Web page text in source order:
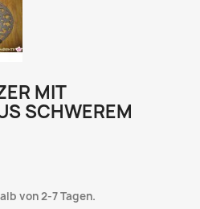
MIT
SCHWEREM
von 2-7 Tagen.